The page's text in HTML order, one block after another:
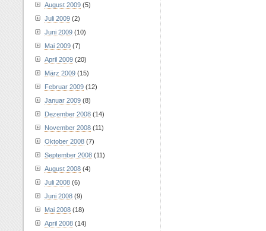
August 2009 (5)
Juli 2009 (2)
Juni 2009 (10)
Mai 2009 (7)
April 2009 (20)
März 2009 (15)
Februar 2009 (12)
Januar 2009 (8)
Dezember 2008 (14)
November 2008 (11)
Oktober 2008 (7)
September 2008 (11)
August 2008 (4)
Juli 2008 (6)
Juni 2008 (9)
Mai 2008 (18)
April 2008 (14)